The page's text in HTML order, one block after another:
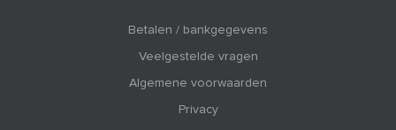
Betalen / bankgegevens
Veelgestelde vragen
Algemene voorwaarden
Privacy